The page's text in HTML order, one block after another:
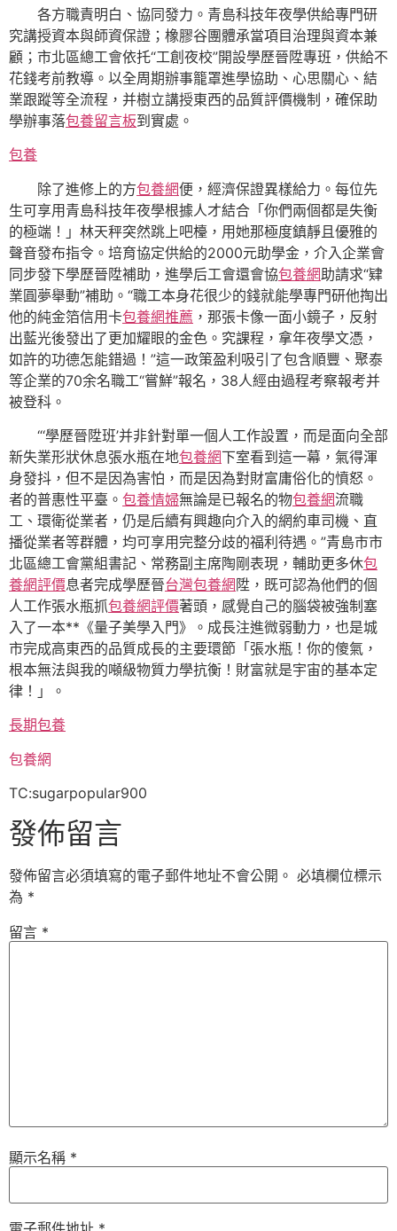
各方職責明白、協同發力。青島科技年夜學供給專門研
究講授資本與師資保證；橡膠谷團體承當項目治理與資本兼
顧；市北區總工會依托“工創夜校”開設學歷晉陞專班，供給不
花錢考前教導。以全周期辦事籠罩進學協助、心思關心、結
業跟蹤等全流程，并樹立講授東西的品質評價機制，確保助
學辦事落包養留言板到實處。
包養
除了進修上的方包養網便，經濟保證異樣給力。每位先
生可享用青島科技年夜學根據人才結合「你們兩個都是失衡
的極端！」林天秤突然跳上吧檯，用她那極度鎮靜且優雅的
聲音發布指令。培育協定供給的2000元助學金，介入企業會
同步發下學歷晉陞補助，進學后工會還會協包養網助請求“肄
業圓夢舉動”補助。“職工本身花很少的錢就能學專門研他掏出
他的純金箔信用卡包養網推薦 ，那張卡像一面小鏡子，反射
出藍光後發出了更加耀眼的金色。究課程，拿年夜學文憑，
如許的功德怎能錯過！”這一政策盈利吸引了包含順豐、聚泰
等企業的70余名職工“嘗鮮”報名，38人經由過程考察報考并
被登科。
“‘學歷晉陞班’并非針對單一個人工作設置，而是面向全部
新失業形狀休息張水瓶在地包養網下室看到這一幕，氣得渾
身發抖，但不是因為害怕，而是因為對財富庸俗化的憤怒。
者的普惠性平臺。 包養情婦無論是已報名的物包養網流職
工、環衛從業者，仍是后續有興趣向介入的網約車司機、直
播從業者等群體，均可享用完整分歧的福利待遇。”青島市市
北區總工會黨組書記、常務副主席陶剛表現，輔助更多休包
養網評價息者完成學歷晉台灣包養網 陞，既可認為他們的個
人工作張水瓶抓包養網評價著頭，感覺自己的腦袋被強制塞
入了一本**《量子美學入門》。成長注進微弱動力，也是城
市完成高東西的品質成長的主要環節「張水瓶！你的傻氣，
根本無法與我的噸級物質力學抗衡！財富就是宇宙的基本定
律！」。
長期包養
包養網
TC:sugarpopular900
發佈留言
發佈留言必須填寫的電子郵件地址不會公開。 必填欄位標示
為 *
留言 *
顯示名稱 *